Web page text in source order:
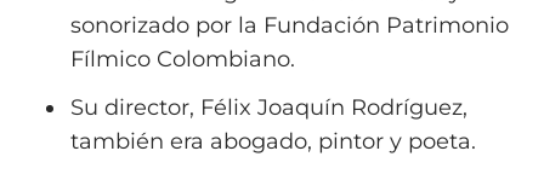
sonorizado por la Fundación Patrimonio
Fílmico Colombiano.
Su director, Félix Joaquín Rodríguez,
también era abogado, pintor y poeta.